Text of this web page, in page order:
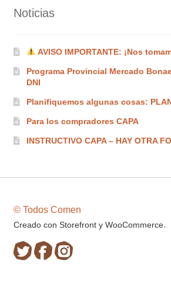
Noticias
AVISO IMPORTANTE: ¡Nos
Programa Provincial Mercado
DNI
Planifiquemos algunas cosas:
Para los compradores CAPA
INSTRUCTIVO CAPA – HAY OTRA
© Todos Comen
Creado con Storefront y WooCommerce.